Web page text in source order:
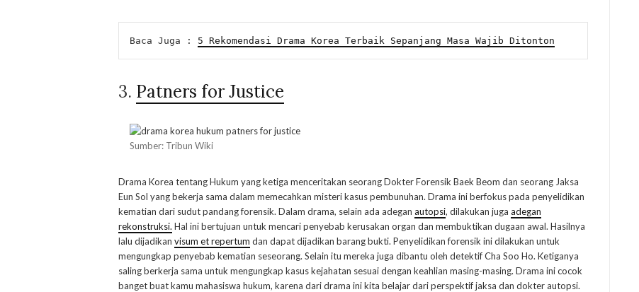
Baca Juga : 5 Rekomendasi Drama Korea Terbaik Sepanjang Masa Wajib Ditonton
3. Patners for Justice
Sumber: Tribun Wiki
Drama Korea tentang Hukum yang ketiga menceritakan seorang Dokter Forensik Baek Beom dan seorang Jaksa
Eun Sol yang bekerja sama dalam memecahkan misteri kasus pembunuhan. Drama ini berfokus pada penyelidikan
kematian dari sudut pandang forensik. Dalam drama, selain ada adegan autopsi, dilakukan juga adegan
rekonstruksi. Hal ini bertujuan untuk mencari penyebab kerusakan organ dan membuktikan dugaan awal. Hasilnya
lalu dijadikan visum et repertum dan dapat dijadikan barang bukti. Penyelidikan forensik ini dilakukan untuk
mengungkap penyebab kematian seseorang. Selain itu mereka juga dibantu oleh detektif Cha Soo Ho. Ketiganya
saling berkerja sama untuk mengungkap kasus kejahatan sesuai dengan keahlian masing-masing. Drama ini cocok
banget buat kamu mahasiswa hukum, karena dari drama ini kita belajar dari perspektif jaksa dan dokter autopsi.